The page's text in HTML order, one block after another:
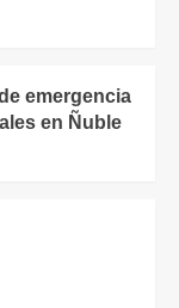
emergencia
en Ñuble